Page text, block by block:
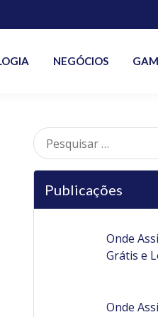
NEGÓCIOS
Pesquisar
por:
Publicações
Onde
Grátis e
Onde